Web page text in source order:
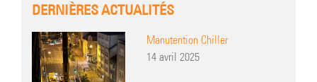
DERNIÈRES ACTUALITÉS
Manutention Chiller
14 avril 2025